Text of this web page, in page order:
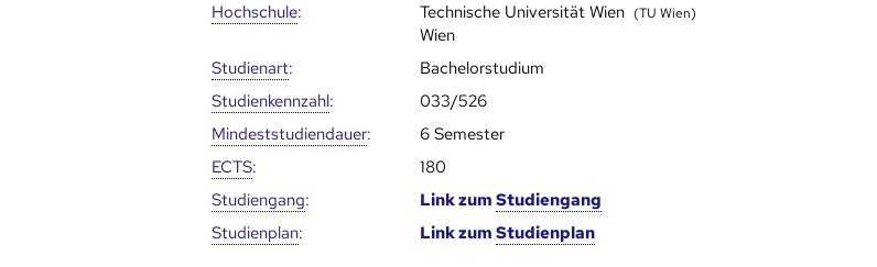
Hoch­schule: Technische Universität Wien (TU Wien)
Wien
Studienart:
Bachelorstudium
Studien­kenn­zahl:
033/526
Mindest­studien­dauer:
6 Semester
ECTS:
180
Studien­gang: Link zum Studien­gang
Studien­plan: Link zum Studien­plan